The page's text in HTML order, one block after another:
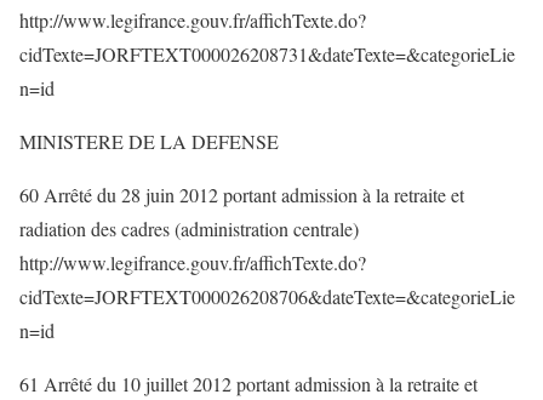
http://www.legifrance.gouv.fr/affichTexte.do?
cidTexte=JORFTEXT000026208731&dateTexte=&categorieLie
n=id
MINISTERE DE LA DEFENSE
60 Arrêté du 28 juin 2012 portant admission à la retraite et
radiation des cadres (administration centrale)
http://www.legifrance.gouv.fr/affichTexte.do?
cidTexte=JORFTEXT000026208706&dateTexte=&categorieLie
n=id
61 Arrêté du 10 juillet 2012 portant admission à la retraite et